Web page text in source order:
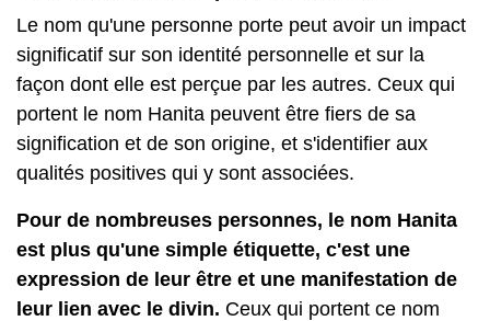
Le nom qu'une personne porte peut avoir un impact
significatif sur son identité personnelle et sur la
façon dont elle est perçue par les autres. Ceux qui
portent le nom Hanita peuvent être fiers de sa
signification et de son origine, et s'identifier aux
qualités positives qui y sont associées.
Pour de nombreuses personnes, le nom Hanita
est plus qu'une simple étiquette, c'est une
expression de leur être et une manifestation de
leur lien avec le divin. Ceux qui portent ce nom